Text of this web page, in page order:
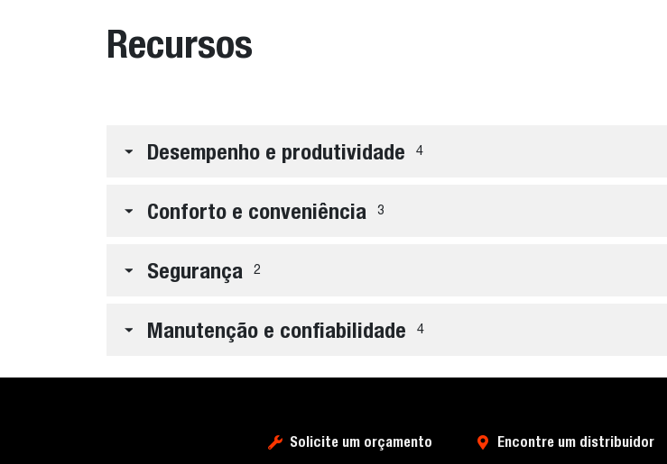
Recursos
Desempenho e produtividade 4
Conforto e conveniência 3
Segurança 2
Manutenção e confiabilidade 4
Solicite um orçamento Encontre um distribuidor